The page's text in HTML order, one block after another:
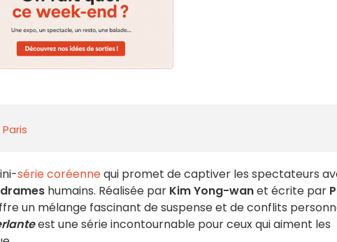
série coréennequi promet de captiver les spectateurs
drames humains. Réalisée par Kim Yong-wanet écrite par
un mélange fascinant de suspense et de conflits
est une série incontournable pour ceux qui aiment les